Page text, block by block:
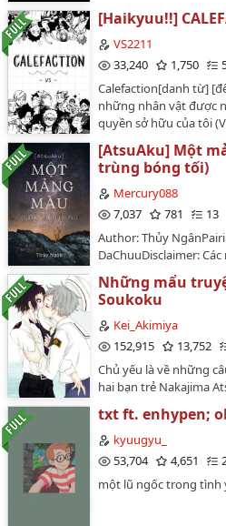
[Haikyuu!!]
VS2211
33,240
1,750
Calefaction[danh từ]
những nhân vật được
quyền sở hữu của tôi
trong truyện chỉ là
của tôi (VS).…
[AtsuAku] Một
trùng bóng tối)
Mercury088
7,037
781
13
Author: Thủy
DaChuuDisclaimer:
tôi.Rating: K+Settings:
thứ bảy, Nakajima
chàng họa sĩ kia, và vì
mời vào trong. Cậu sẽ
anh ta rót cho (Atsushi
Cậu gần phát khóc
tiền thôi." Atsushi tự
Akutagawa
nọ vào nhà, rồi ngồi
lẳng lặng pha trà. Anh
hảo của mình - với
người kia tuyệt vọng
thoảng sẽ trả lời."Vì
Những mẩu
Soukoku
Kei_Akimiya
152,915
13,752
Chủ yếu là về những
hai bạn trẻ Nakajima
chanh, ớt, kem, không
chương 12 trở đi sẽ là
Bungou Stray Dogs.-
txt ft. enhypen;
kyuugyu_
53,704
4,651
một lũ ngốc trong tình